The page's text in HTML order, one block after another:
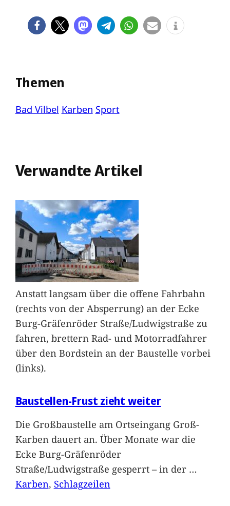
Themen
Bad Vilbel Karben Sport
Verwandte Artikel
Anstatt langsam über die offene Fahrbahn
(rechts von der Absperrung) an der Ecke
Burg-Gräfenröder Straße/Ludwigstraße zu
fahren, brettern Rad- und Motorradfahrer
über den Bordstein an der Baustelle vorbei
(links).
Baustellen-Frust zieht weiter
Die Großbaustelle am Ortseingang Groß-
Karben dauert an. Über Monate war die
Ecke Burg-Gräfenröder
Straße/Ludwigstraße gesperrt – in der …
Karben, Schlagzeilen